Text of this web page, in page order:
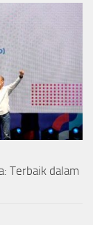
Terbaik dalam